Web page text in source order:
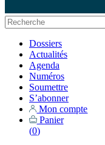
Dossiers
Actualités
Agenda
Numéros
Soumettre
S’abonner
Mon compte
Panier
(0)